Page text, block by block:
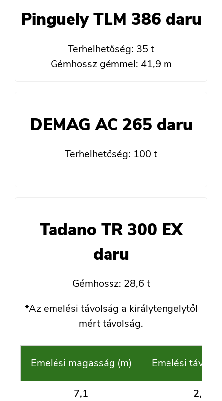
Pinguely TLM 386 daru
Terhelhetőség: 35 t
Gémhossz gémmel: 41,9 m
DEMAG AC 265 daru
Terhelhetőség: 100 t
Tadano TR 300 EX
daru
Gémhossz: 28,6 t
*Az emelési távolság a királytengelytől
mért távolság.
Emelési magasság (m) Emelési
7,1
2,7